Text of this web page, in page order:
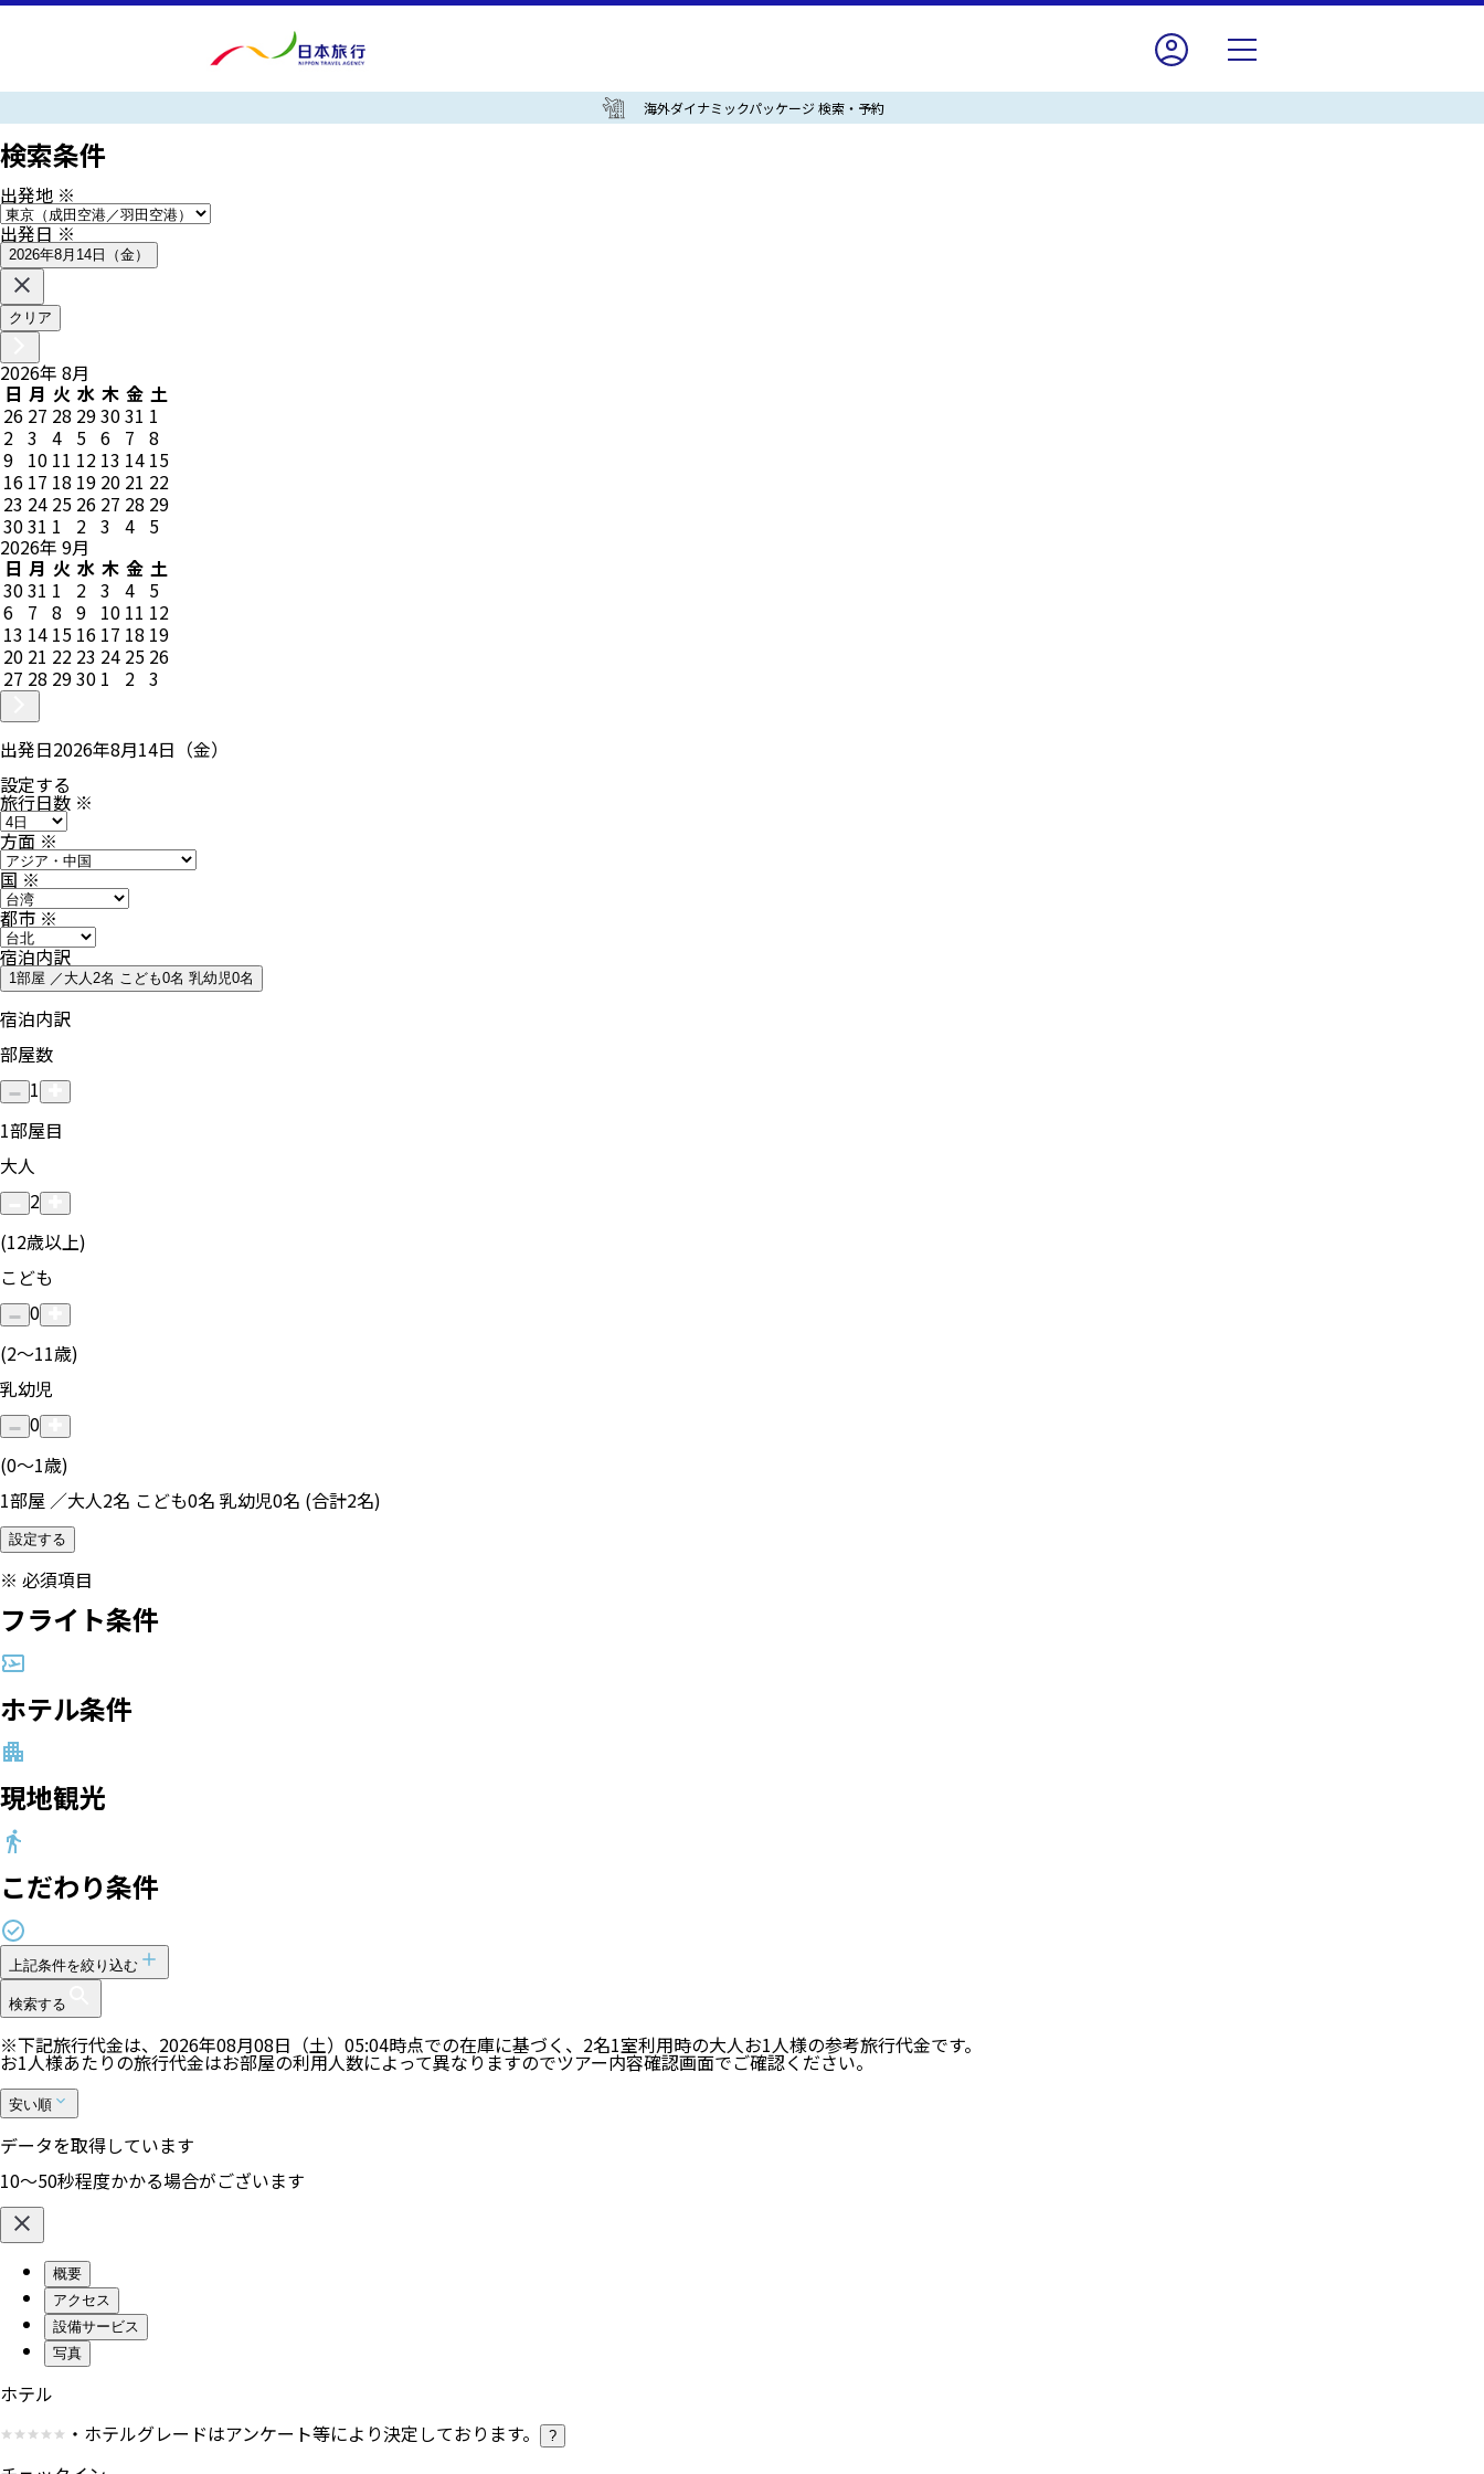
海外ダイナミックパッケージ 検索・予約
検索条件
出発地 ※
出発日※
2026年8月14日（金）
クリア
2026年 8月
日 月 火 水 木 金 土
26 27 28 293031 1
2 3 4 5 6 7 8
9 10 11 12 13 14 15
16 17 18 19 20 21 22
23 24 25 26 27 28 29
3031 1 2 3 4 5
2026年 9月
日 月 火 水 木 金 土
3031 1 2 3 4 5
6 7 8 9 10 11 12
13 14 15 16 17 18 19
20 21 22 23 24 25 26
27 28 2930 1 2 3
出発日2026年8月14日（金）
設定する
旅行日数 ※
方面※
国※
都市※
宿泊内訳
1部屋 ／大人2名 こども0名 乳幼児0名
宿泊内訳
部屋数
1
1部屋目
大人
2
(12歳以上)
こども
0
(2〜11歳)
乳幼児
0
(0〜1歳)
1部屋 ／大人2名 こども0名 乳幼児0名 (合計2名)
設定する
※ 必須項目
フライト条件
ホテル条件
現地観光
こだわり条件
上記条件を絞り込む
検索する
※下記旅行代金は、 2026年08月08日（土）05:04時点での在庫に基づく、 2名1室利用時の大人お1人様の参考旅行代金です。
お1人様あたりの旅行代金はお部屋の利用人数によって異なりますのでツアー内容確認画面でご確認ください。
安い順
データを取得しています
10〜50秒程度かかる場合がございます
概要
アクセス
設備サービス
写真
ホテル
・ホテルグレードはアンケート等により決定しております。
?